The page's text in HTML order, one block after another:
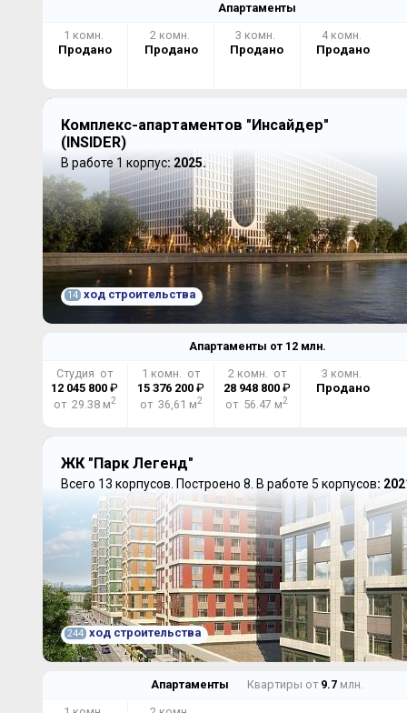
Апартаменты
1 комн.
Продано
2 комн.
Продано
3 комн.
Продано
4 комн.
Продано
Комплекс-апартаментов "Инсайдер"
(INSIDER)
В работе 1 корпус: 2025.
14 ход строительства
Апартаменты от 12млн.
Студия от
12 045 800 ₽
от 29.38 м2
1 комн. от
15 376 200 ₽
от 36,61 м2
2 комн. от
28 948 800₽
от 56.47 м2
3 комн.
Продано
ЖК "Парк Легенд"
Всего 13 корпусов. Построено 8. В работе 5 корпусов:
244 ход строительства
Апартаменты
Квартиры от 9.7 млн.